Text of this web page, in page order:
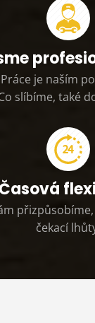
Práce je naším
slíbíme, také
čekací